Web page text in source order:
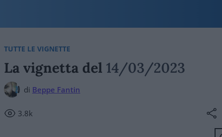
TUTTE LE VIGNETTE
La vignetta del 14/03/2023
di Beppe Fantin
3.8k